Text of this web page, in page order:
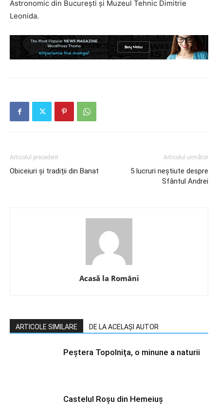
Astronomic din Bucureşti și Muzeul Tehnic Dimitrie
Leonida.
Articolul precedent
Obiceiuri și tradiții din Banat
Articolul următor
5 lucruri neștiute despre
Sfântul Andrei
Acasă la Români
ARTICOLE SIMILARE DE LA ACELAȘI AUTOR
Peștera Topolnița, o minune a naturii
Castelul Roșu din Hemeiuș